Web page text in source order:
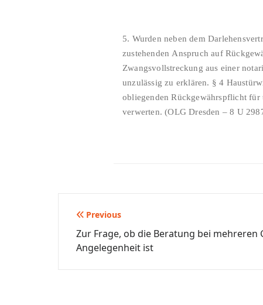
5. Wurden neben dem Darlehensvertrag auch die Sicherungsabrede nach dem Haustürwiderrufsgesetz wirksam widerrufen, kann der Kreditnehmer den ihm
zustehenden Anspruch auf
Zwangsvollstreckung aus einer
unzulässig zu erklären. § 4
obliegenden Rückgewährspflicht für
verwerten. (OLG Dresden –
Beitragsnavigation
Previous
Zur Frage, ob die Beratung bei mehreren
Angelegenheit ist